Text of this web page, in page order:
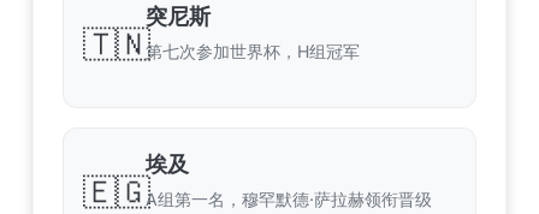
🇹🇳
突尼斯
第七次参加世界杯，H组冠军
🇪🇬
埃及
A组第一名，穆罕默德·萨拉赫领衔晋级